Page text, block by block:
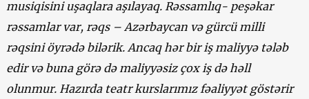
musiqisini uşaqlara aşılayaq. Rəssamlıq- peşəkar
rəssamlar var, rəqs – Azərbaycan və gürcü milli
rəqsini öyrədə bilərik. Ancaq hər bir iş maliyyə tələb
edir və buna görə də maliyyəsiz çox iş də həll
olunmur. Hazırda teatr kurslarımız fəaliyyət göstərir